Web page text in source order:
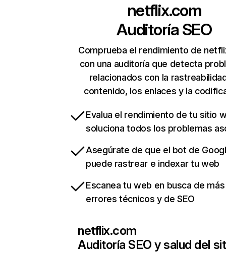
netflix.com
Auditoría SEO
Comprueba el rendimiento de
con una auditoría que detecta
relacionados con la
contenido, los enlaces y la
Evalua el rendimiento de tu sitio
soluciona todos los problemas
Asegúrate de que el bot de
puede rastrear e indexar tu web
Escanea tu web en busca de
errores técnicos y de SEO
netflix.com
Auditoría SEO y salud del